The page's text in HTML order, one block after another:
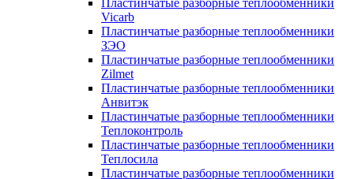
Пластинчатые разборные теплообменники
Vicarb
Пластинчатые разборные теплообменники
ЗЭО
Пластинчатые разборные теплообменники
Zilmet
Пластинчатые разборные теплообменники
Анвитэк
Пластинчатые разборные теплообменники
Теплоконтроль
Пластинчатые разборные теплообменники
Теплосила
Пластинчатые разборные теплообменники